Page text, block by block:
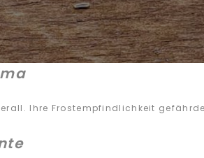
Ihre Frostempfindlichkeit